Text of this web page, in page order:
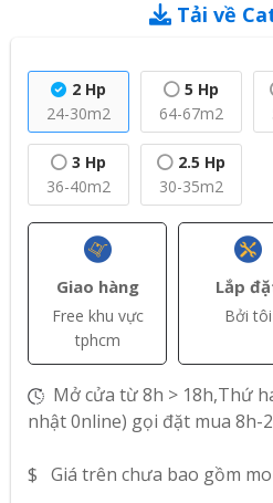
Tải về
2 Hp
24-30m2
5 Hp
64-67m2
3 Hp
36-40m2
2.5 Hp
30-35m2
Giao hàng
Free khu vực
tphcm
Lắp
Bởi tôi
Mở cửa từ 8h > 18h,Thứ
nhật 0nline) gọi đặt mua 8h-
$ Giá trên chưa bao gồm